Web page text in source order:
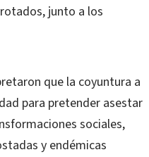
junto a los
que la coyuntura a
para pretender asestar
sociales,
y endémicas